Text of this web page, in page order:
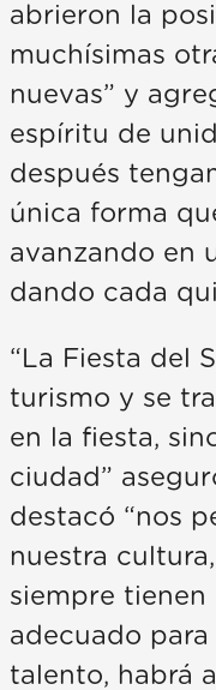
abrieron la
muchísimas
nuevas” y
espíritu de
después
única forma
avanzando en
dando cada
“La Fiesta del
turismo y se
en la fiesta,
ciudad”
destacó “nos
nuestra
siempre tienen
adecuado
talento, habrá